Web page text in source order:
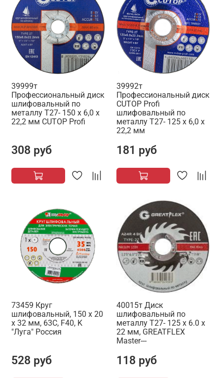
39999т
Профессиональный диск
шлифовальный по
металлу Т27- 150 х 6,0 х
22,2 мм CUTOP Profi
308 руб
39992т
Профессиональный диск
CUTOP Profi
шлифовальный по
металлу Т27- 125 х 6,0 х
22,2 мм
181 руб
73459 Круг
шлифовальный, 150 х 20
х 32 мм, 63С, F40, K
"Луга" Россия
528 руб
40015т Диск
шлифовальный по
металлу T27- 125 x 6.0 x
22 мм, GREATFLEX
Master---
118 руб